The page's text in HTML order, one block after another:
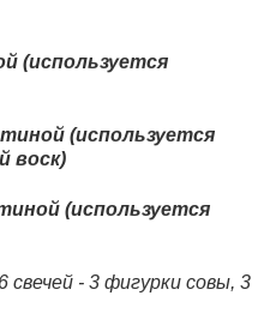
(используется
(используется
воск)
(используется
- 3 фигурки совы, 3